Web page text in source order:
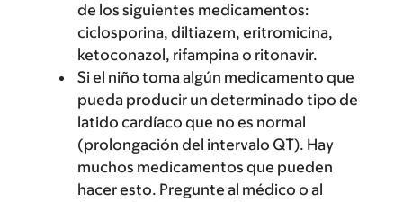
de los siguientes medicamentos:
ciclosporina, diltiazem, eritromicina,
ketoconazol, rifampina o ritonavir.
Si el niño toma algún medicamento que
pueda producir un determinado tipo de
latido cardíaco que no es normal
(prolongación del intervalo QT). Hay
muchos medicamentos que pueden
hacer esto. Pregunte al médico o al